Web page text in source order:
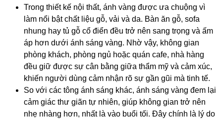
Trong thiết kế nội thất, ánh vàng được ưa chuộng vì
làm nổi bật chất liệu gỗ, vải và da. Bàn ăn gỗ, sofa
nhung hay tủ gỗ cổ điển đều trở nên sang trọng và ấm
áp hơn dưới ánh sáng vàng. Nhờ vậy, không gian
phòng khách, phòng ngủ hoặc quán cafe, nhà hàng
đều giữ được sự cân bằng giữa thẩm mỹ và cảm xúc,
khiến người dùng cảm nhận rõ sự gần gũi mà tinh tế.
So với các tông ánh sáng khác, ánh sáng vàng đem lại
cảm giác thư giãn tự nhiên, giúp không gian trở nên
nhẹ nhàng hơn, nhất là vào buổi tối. Đây chính là lý do